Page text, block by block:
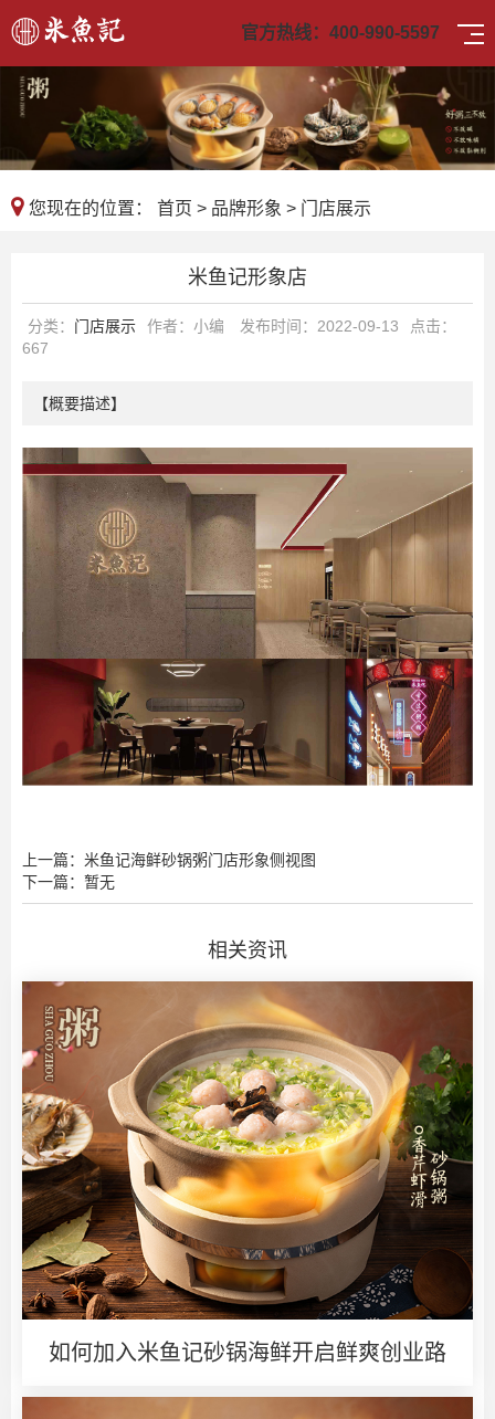
官方热线： 400-990-5597
您现在的位置： 首页 > 品牌形象 > 门店展示
米鱼记形象店
分类： 门店展示 作者：小编 发布时间：2022-09-13
点击：
667
【概要描述】
上一篇：米鱼记海鲜砂锅粥门店形象侧视图
下一篇：暂无
相关资讯
如何加入米鱼记砂锅海鲜开启鲜爽创业路